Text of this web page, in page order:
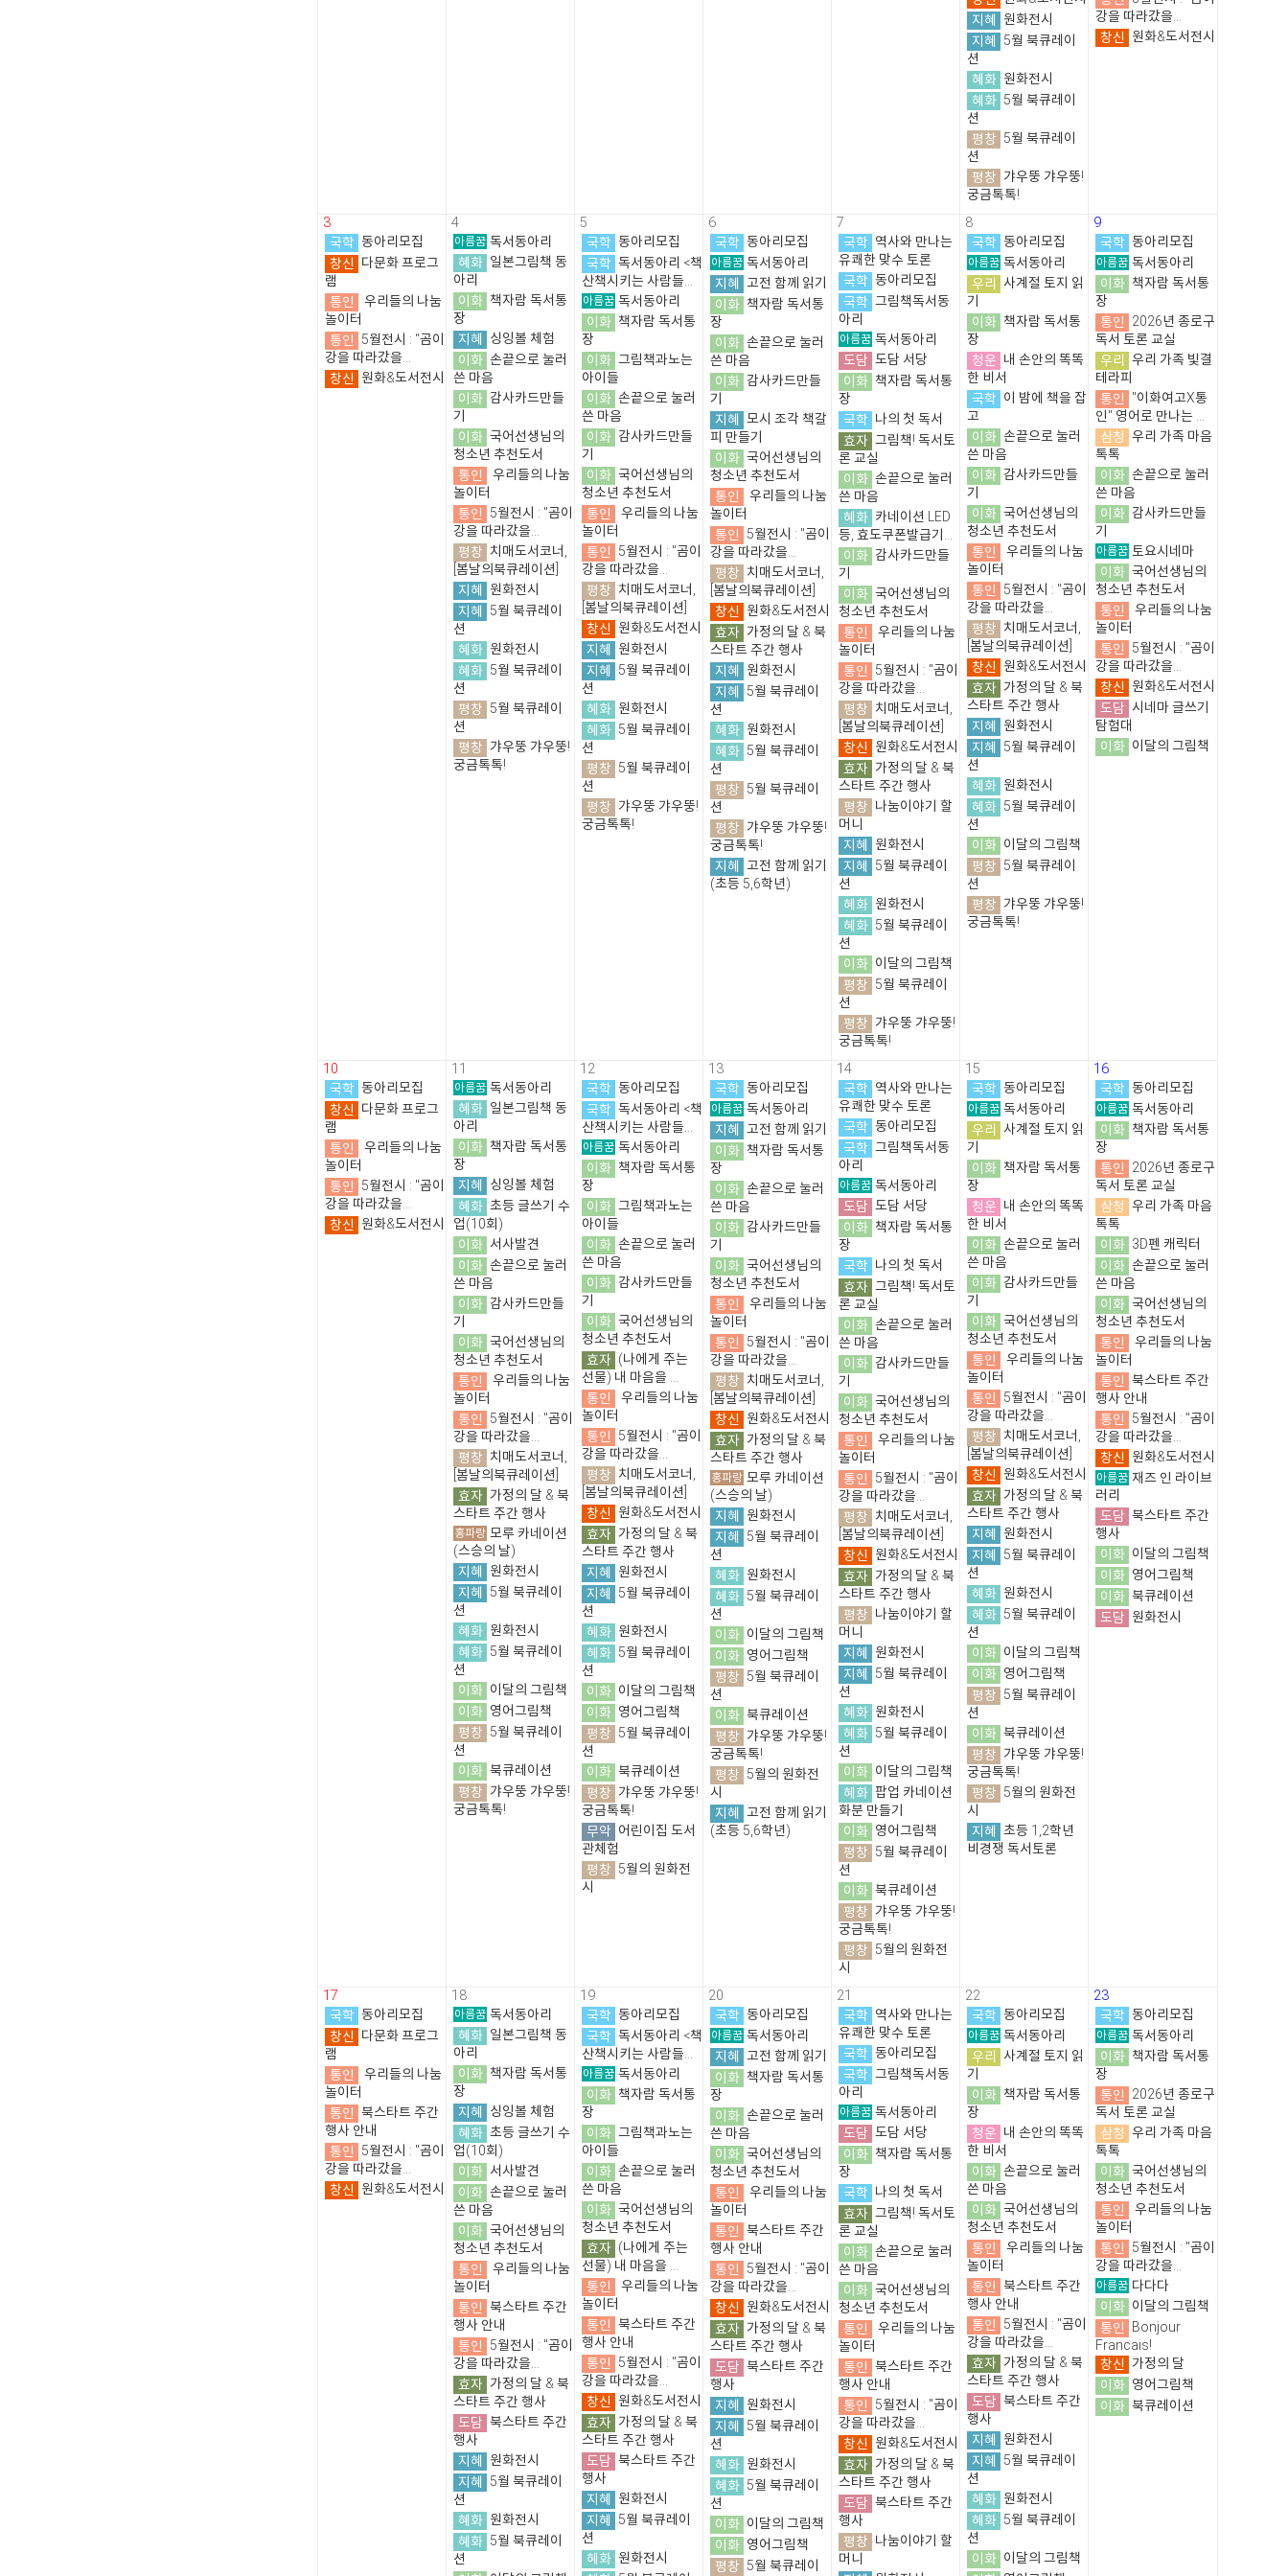
지혜 원화전시
지혜
5월 북큐레이
션
혜화 원화전시
혜화 5월 북큐레이
션
평창 5월 북큐레이
션
평창 갸우뚱 갸우뚱!
궁금톡톡!
강을 따라갔을...
창신 원화&도서전시
3
국학 동아리모집
창신
다문화 프로그
램
통인
우리들의 나눔
놀이터
통인
5월전시 : "곰이
강을 따라갔을...
창신 원화&도서전시
4
아름꿈 독서동아리
혜화 일본그림책 동
아리
이화 책자람 독서통
장
지혜 싱잉볼 체험
이화 손끝으로 눌러
쓴 마음
이화 감사카드만들
기
이화 국어선생님의
청소년 추천도서
통인
우리들의 나눔
놀이터
통인
5월전시 : "곰이
강을 따라갔을...
평창 치매도서코너,
[봄날의북큐레이션]
지혜 원화전시
지혜
5월 북큐레이
션
혜화 원화전시
혜화 5월 북큐레이
션
평창 5월 북큐레이
션
평창 갸우뚱 갸우뚱!
궁금톡톡!
5
국학 동아리모집
국학 독서동아리 <책
산책시키는 사람들...
아름꿈 독서동아리
이화 책자람 독서통
장
이화 그림책과노는
아이들
이화 손끝으로 눌러
쓴 마음
이화 감사카드만들
기
이화 국어선생님의
청소년 추천도서
통인
우리들의 나눔
놀이터
통인
5월전시 : "곰이
강을 따라갔을...
평창 치매도서코너,
[봄날의북큐레이션]
창신 원화&도서전시
지혜 원화전시
지혜
5월 북큐레이
션
혜화 원화전시
혜화 5월 북큐레이
션
평창 5월 북큐레이
션
평창 갸우뚱 갸우뚱!
궁금톡톡!
6
국학 동아리모집
아름꿈 독서동아리
지혜 고전 함께 읽기
이화 책자람 독서통
장
이화 손끝으로 눌러
쓴 마음
이화 감사카드만들
기
지혜 모시 조각 책갈
피 만들기
이화 국어선생님의
청소년 추천도서
통인
우리들의 나눔
놀이터
통인
5월전시 : "곰이
강을 따라갔을...
평창 치매도서코너,
[봄날의북큐레이션]
창신 원화&도서전시
효자 가정의 달 & 북
스타트 주간 행사
지혜 원화전시
지혜
5월 북큐레이
션
혜화 원화전시
혜화 5월 북큐레이
션
평창 5월 북큐레이
션
평창 갸우뚱 갸우뚱!
궁금톡톡!
지혜 고전 함께 읽기
(초등 5,6학년)
7
국학 역사와 만나는
유쾌한 맞수 토론
국학 동아리모집
국학 그림책독서동
아리
아름꿈 독서동아리
도담 도담 서당
이화 책자람 독서통
장
국학 나의 첫 독서
효자 그림책! 독서토
론 교실
이화 손끝으로 눌러
쓴 마음
혜화 카네이션 LED
등, 효도쿠폰발급기...
이화 감사카드만들
기
이화 국어선생님의
청소년 추천도서
통인
우리들의 나눔
놀이터
통인
5월전시 : "곰이
강을 따라갔을...
평창 치매도서코너,
[봄날의북큐레이션]
창신 원화&도서전시
효자 가정의 달 & 북
스타트 주간 행사
평창 나눔이야기 할
머니
지혜 원화전시
지혜
5월 북큐레이
션
혜화 원화전시
혜화 5월 북큐레이
션
이화 이달의 그림책
평창 5월 북큐레이
션
평창 갸우뚱 갸우뚱!
궁금톡톡!
8
국학 동아리모집
아름꿈 독서동아리
우리 사계절 토지 읽
기
이화 책자람 독서통
장
청운 내 손안의 똑똑
한 비서
국학 이 밤에 책을 잡
고
이화 손끝으로 눌러
쓴 마음
이화 감사카드만들
기
이화 국어선생님의
청소년 추천도서
통인
우리들의 나눔
놀이터
통인
5월전시 : "곰이
강을 따라갔을...
평창 치매도서코너,
[봄날의북큐레이션]
창신 원화&도서전시
효자 가정의 달 & 북
스타트 주간 행사
지혜 원화전시
지혜
5월 북큐레이
션
혜화 원화전시
혜화 5월 북큐레이
션
이화 이달의 그림책
평창 5월 북큐레이
션
평창 갸우뚱 갸우뚱!
궁금톡톡!
9
국학 동아리모집
아름꿈 독서동아리
이화 책자람 독서통
장
통인
2026년 종로구
독서 토론 교실
우리 우리 가족 빛결
테라피
통인
"이화여고X통
인" 영어로 만나는 ...
삼청 우리 가족 마음
톡톡
이화 손끝으로 눌러
쓴 마음
이화 감사카드만들
기
아름꿈 토요시네마
이화 국어선생님의
청소년 추천도서
통인
우리들의 나눔
놀이터
통인
5월전시 : "곰이
강을 따라갔을...
창신 원화&도서전시
도담 시네마 글쓰기
탐험대
이화 이달의 그림책
10
국학 동아리모집
창신
다문화 프로그
램
통인
우리들의 나눔
놀이터
통인
5월전시 : "곰이
강을 따라갔을...
창신 원화&도서전시
11
아름꿈 독서동아리
혜화 일본그림책 동
아리
이화 책자람 독서통
장
지혜 싱잉볼 체험
혜화 초등 글쓰기 수
업(10회)
이화 서사발견
이화 손끝으로 눌러
쓴 마음
이화 감사카드만들
기
이화 국어선생님의
청소년 추천도서
통인
우리들의 나눔
놀이터
통인
5월전시 : "곰이
강을 따라갔을...
평창 치매도서코너,
[봄날의북큐레이션]
효자 가정의 달 & 북
스타트 주간 행사
홍파랑 모루 카네이션
(스승의 날)
지혜 원화전시
지혜
5월 북큐레이
션
혜화 원화전시
혜화 5월 북큐레이
션
이화 이달의 그림책
이화 영어그림책
평창 5월 북큐레이
션
이화 북큐레이션
평창 갸우뚱 갸우뚱!
궁금톡톡!
12
국학 동아리모집
국학 독서동아리 <책
산책시키는 사람들...
아름꿈 독서동아리
이화 책자람 독서통
장
이화 그림책과노는
아이들
이화 손끝으로 눌러
쓴 마음
이화 감사카드만들
기
이화 국어선생님의
청소년 추천도서
효자 (나에게 주는
선물) 내 마음을 ...
통인
우리들의 나눔
놀이터
통인
5월전시 : "곰이
강을 따라갔을...
평창 치매도서코너,
[봄날의북큐레이션]
창신 원화&도서전시
효자 가정의 달 & 북
스타트 주간 행사
지혜 원화전시
지혜
5월 북큐레이
션
혜화 원화전시
혜화 5월 북큐레이
션
이화 이달의 그림책
이화 영어그림책
평창 5월 북큐레이
션
이화 북큐레이션
평창 갸우뚱 갸우뚱!
궁금톡톡!
무악 어린이집 도서
관체험
평창 5월의 원화전
시
13
국학 동아리모집
아름꿈 독서동아리
지혜 고전 함께 읽기
이화 책자람 독서통
장
이화 손끝으로 눌러
쓴 마음
이화 감사카드만들
기
이화 국어선생님의
청소년 추천도서
통인
우리들의 나눔
놀이터
통인
5월전시 : "곰이
강을 따라갔을...
평창 치매도서코너,
[봄날의북큐레이션]
창신 원화&도서전시
효자 가정의 달 & 북
스타트 주간 행사
홍파랑 모루 카네이션
(스승의 날)
지혜 원화전시
지혜
5월 북큐레이
션
혜화 원화전시
혜화 5월 북큐레이
션
이화 이달의 그림책
이화 영어그림책
평창 5월 북큐레이
션
이화 북큐레이션
평창 갸우뚱 갸우뚱!
궁금톡톡!
평창 5월의 원화전
시
지혜 고전 함께 읽기
(초등 5,6학년)
14
국학 역사와 만나는
유쾌한 맞수 토론
국학 동아리모집
국학 그림책독서동
아리
아름꿈 독서동아리
도담 도담 서당
이화 책자람 독서통
장
국학 나의 첫 독서
효자 그림책! 독서토
론 교실
이화 손끝으로 눌러
쓴 마음
이화 감사카드만들
기
이화 국어선생님의
청소년 추천도서
통인
우리들의 나눔
놀이터
통인
5월전시 : "곰이
강을 따라갔을...
평창 치매도서코너,
[봄날의북큐레이션]
창신 원화&도서전시
효자 가정의 달 & 북
스타트 주간 행사
평창 나눔이야기 할
머니
지혜 원화전시
지혜
5월 북큐레이
션
혜화 원화전시
혜화 5월 북큐레이
션
이화 이달의 그림책
혜화 팝업 카네이션
화분 만들기
이화 영어그림책
평창 5월 북큐레이
션
이화 북큐레이션
평창 갸우뚱 갸우뚱!
궁금톡톡!
평창 5월의 원화전
시
15
국학 동아리모집
아름꿈 독서동아리
우리 사계절 토지 읽
기
이화 책자람 독서통
장
청운 내 손안의 똑똑
한 비서
이화 손끝으로 눌러
쓴 마음
이화 감사카드만들
기
이화 국어선생님의
청소년 추천도서
통인
우리들의 나눔
놀이터
통인
5월전시 : "곰이
강을 따라갔을...
평창 치매도서코너,
[봄날의북큐레이션]
창신 원화&도서전시
효자 가정의 달 & 북
스타트 주간 행사
지혜 원화전시
지혜
5월 북큐레이
션
혜화 원화전시
혜화 5월 북큐레이
션
이화 이달의 그림책
이화 영어그림책
평창 5월 북큐레이
션
이화 북큐레이션
평창 갸우뚱 갸우뚱!
궁금톡톡!
평창 5월의 원화전
시
지혜 초등 1,2학년
비경쟁 독서토론
16
국학 동아리모집
아름꿈 독서동아리
이화 책자람 독서통
장
통인
2026년 종로구
독서 토론 교실
삼청 우리 가족 마음
톡톡
이화 3D펜 캐릭터
이화 손끝으로 눌러
쓴 마음
이화 국어선생님의
청소년 추천도서
통인
우리들의 나눔
놀이터
통인 북스타트 주간
행사 안내
통인
5월전시 : "곰이
강을 따라갔을...
창신 원화&도서전시
아름꿈 재즈 인 라이브
러리
도담 북스타트 주간
행사
이화 이달의 그림책
이화 영어그림책
이화 북큐레이션
도담 원화전시
17
국학 동아리모집
창신
다문화 프로그
램
통인
우리들의 나눔
놀이터
통인 북스타트 주간
행사 안내
통인
5월전시 : "곰이
강을 따라갔을...
창신 원화&도서전시
18
아름꿈 독서동아리
혜화 일본그림책 동
아리
이화 책자람 독서통
장
지혜 싱잉볼 체험
혜화 초등 글쓰기 수
업(10회)
이화 서사발견
이화 손끝으로 눌러
쓴 마음
이화 국어선생님의
청소년 추천도서
통인
우리들의 나눔
놀이터
통인 북스타트 주간
행사 안내
통인
5월전시 : "곰이
강을 따라갔을...
효자 가정의 달 & 북
스타트 주간 행사
도담 북스타트 주간
행사
지혜 원화전시
지혜
5월 북큐레이
션
혜화 원화전시
혜화 5월 북큐레이
션
19
국학 동아리모집
국학 독서동아리 <책
산책시키는 사람들...
아름꿈 독서동아리
이화 책자람 독서통
장
이화 그림책과노는
아이들
이화 손끝으로 눌러
쓴 마음
이화 국어선생님의
청소년 추천도서
효자 (나에게 주는
선물) 내 마음을 ...
통인
우리들의 나눔
놀이터
통인 북스타트 주간
행사 안내
통인
5월전시 : "곰이
강을 따라갔을...
창신 원화&도서전시
효자 가정의 달 & 북
스타트 주간 행사
도담 북스타트 주간
행사
지혜 원화전시
지혜
5월 북큐레이
션
혜화 원화전시
20
국학 동아리모집
아름꿈 독서동아리
지혜 고전 함께 읽기
이화 책자람 독서통
장
이화 손끝으로 눌러
쓴 마음
이화 국어선생님의
청소년 추천도서
통인
우리들의 나눔
놀이터
통인 북스타트 주간
행사 안내
통인
5월전시 : "곰이
강을 따라갔을...
창신 원화&도서전시
효자 가정의 달 & 북
스타트 주간 행사
도담 북스타트 주간
행사
지혜 원화전시
지혜
5월 북큐레이
션
혜화 원화전시
혜화 5월 북큐레이
션
이화 이달의 그림책
이화 영어그림책
평창 5월 북큐레이
21
국학 역사와 만나는
유쾌한 맞수 토론
국학 동아리모집
국학 그림책독서동
아리
아름꿈 독서동아리
도담 도담 서당
이화 책자람 독서통
장
국학 나의 첫 독서
효자 그림책! 독서토
론 교실
이화 손끝으로 눌러
쓴 마음
이화 국어선생님의
청소년 추천도서
통인
우리들의 나눔
놀이터
통인 북스타트 주간
행사 안내
통인
5월전시 : "곰이
강을 따라갔을...
창신 원화&도서전시
효자 가정의 달 & 북
스타트 주간 행사
도담 북스타트 주간
행사
평창 나눔이야기 할
머니
22
국학 동아리모집
아름꿈 독서동아리
우리 사계절 토지 읽
기
이화 책자람 독서통
장
청운 내 손안의 똑똑
한 비서
이화 손끝으로 눌러
쓴 마음
이화 국어선생님의
청소년 추천도서
통인
우리들의 나눔
놀이터
통인 북스타트 주간
행사 안내
통인
5월전시 : "곰이
강을 따라갔을...
효자 가정의 달 & 북
스타트 주간 행사
도담 북스타트 주간
행사
지혜 원화전시
지혜
5월 북큐레이
션
혜화 원화전시
혜화 5월 북큐레이
션
이화 이달의 그림책
23
국학 동아리모집
아름꿈 독서동아리
이화 책자람 독서통
장
통인
2026년 종로구
독서 토론 교실
삼청 우리 가족 마음
톡톡
이화 국어선생님의
청소년 추천도서
통인
우리들의 나눔
놀이터
통인
5월전시 : "곰이
강을 따라갔을...
아름꿈 다다다
이화 이달의 그림책
통인
Bonjour
Francais!
창신 가정의 달
이화 영어그림책
이화 북큐레이션